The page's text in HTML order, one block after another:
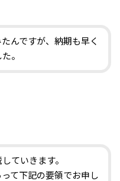
んですが、納期も早く
。
ていきます。
て下記の要領でお申し